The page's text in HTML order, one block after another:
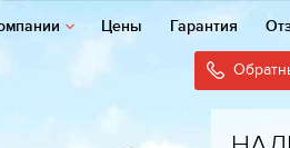
Цены Гарантия